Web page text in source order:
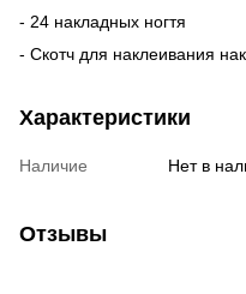
- 24 накладных ногтя
- Скотч для наклеивания
Характеристики
Наличие Нет в
Отзывы